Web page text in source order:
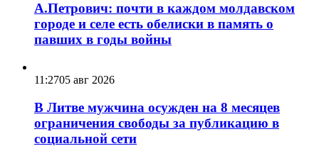
А.Петрович: почти в каждом молдавском
городе и селе есть обелиски в память о
павших в годы войны
11:2705 авг 2026
В Литве мужчина осужден на 8 месяцев
ограничения свободы за публикацию в
социальной сети